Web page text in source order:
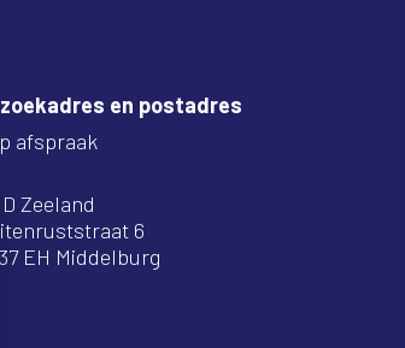
en postadres
afspraak
Zeeland
6
EH Middelburg